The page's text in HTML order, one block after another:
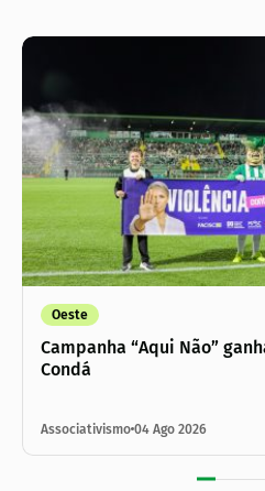
Oeste
Campanha “Aqui Não”
Condá
Associativismo 04 Ago 2026